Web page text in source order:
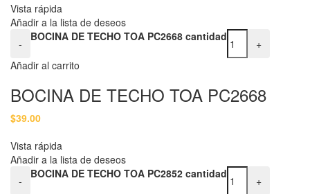
Vista rápida
Añadir a la lista de deseos
-
BOCINA DE TECHO TOA PC2668 cantidad
+
Añadir al carrito
BOCINA DE TECHO TOA PC2668
$39.00
Vista rápida
Añadir a la lista de deseos
-
BOCINA DE TECHO TOA PC2852 cantidad
+